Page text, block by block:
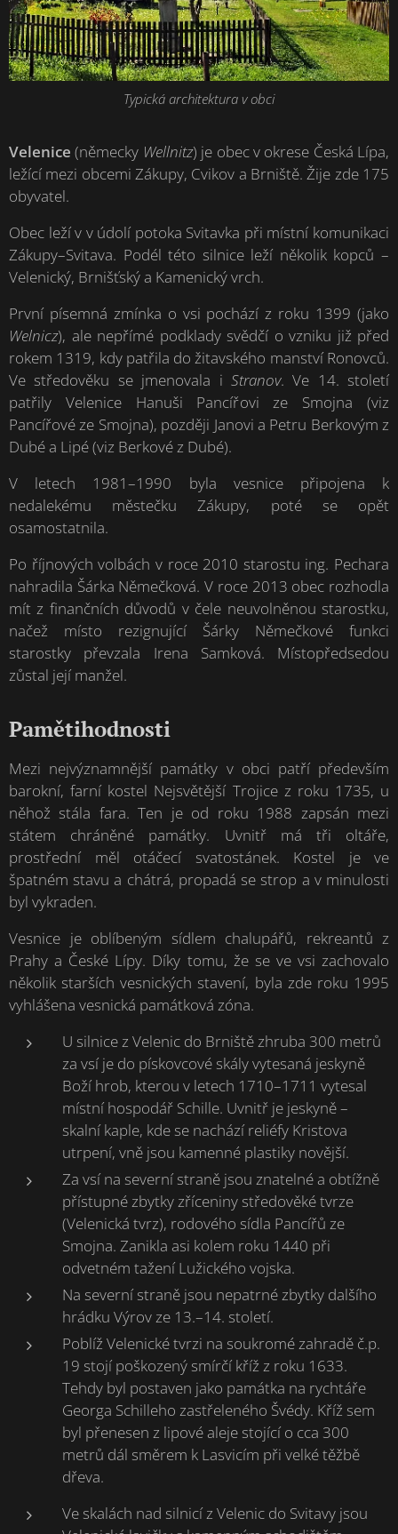
Typická architektura v obci
Velenice (německy Wellnitz) je obec v okrese Česká Lípa,
ležící mezi obcemi Zákupy, Cvikov a Brniště. Žije zde 175
obyvatel.
Obec leží v v údolí potoka Svitavka při místní komunikaci
Zákupy–Svitava. Podél této silnice leží několik kopců –
Velenický, Brnišťský a Kamenický vrch.
První písemná zmínka o vsi pochází z roku 1399 (jako
Welnicz), ale nepřímé podklady svědčí o vzniku již před
rokem 1319, kdy patřila do žitavského manství Ronovců.
Ve středověku se jmenovala i Stranov. Ve 14. století
patřily Velenice Hanuši Pancířovi ze Smojna (viz
Pancířové ze Smojna), později Janovi a Petru Berkovým z
Dubé a Lipé (viz Berkové z Dubé).
V letech 1981–1990 byla vesnice připojena k
nedalekému městečku Zákupy, poté se opět
osamostatnila.
Po říjnových volbách v roce 2010 starostu ing. Pechara
nahradila Šárka Němečková. V roce 2013 obec rozhodla
mít z finančních důvodů v čele neuvolněnou starostku,
načež místo rezignující Šárky Němečkové funkci
starostky převzala Irena Samková. Místopředsedou
zůstal její manžel.
Pamětihodnosti
Mezi nejvýznamnější památky v obci patří především
barokní, farní kostel Nejsvětější Trojice z roku 1735, u
něhož stála fara. Ten je od roku 1988 zapsán mezi
státem chráněné památky. Uvnitř má tři oltáře,
prostřední měl otáčecí svatostánek. Kostel je ve
špatném stavu a chátrá, propadá se strop a v minulosti
byl vykraden.
Vesnice je oblíbeným sídlem chalupářů, rekreantů z
Prahy a České Lípy. Díky tomu, že se ve vsi zachovalo
několik starších vesnických stavení, byla zde roku 1995
vyhlášena vesnická památková zóna.
U silnice z Velenic do Brniště zhruba 300 metrů
za vsí je do pískovcové skály vytesaná jeskyně
Boží hrob, kterou v letech 1710–1711 vytesal
místní hospodář Schille. Uvnitř je jeskyně –
skalní kaple, kde se nachází reliéfy Kristova
utrpení, vně jsou kamenné plastiky novější.
Za vsí na severní straně jsou znatelné a obtížně
přístupné zbytky zříceniny středověké tvrze
(Velenická tvrz), rodového sídla Pancířů ze
Smojna. Zanikla asi kolem roku 1440 při
odvetném tažení Lužického vojska.
Na severní straně jsou nepatrné zbytky dalšího
hrádku Výrov ze 13.–14. století.
Poblíž Velenické tvrzi na soukromé zahradě č.p.
19 stojí poškozený smírčí kříž z roku 1633.
Tehdy byl postaven jako památka na rychtáře
Georga Schilleho zastřeleného Švédy. Kříž sem
byl přenesen z lipové aleje stojící o cca 300
metrů dál směrem k Lasvicím při velké těžbě
dřeva.
Ve skalách nad silnicí z Velenic do Svitavy jsou